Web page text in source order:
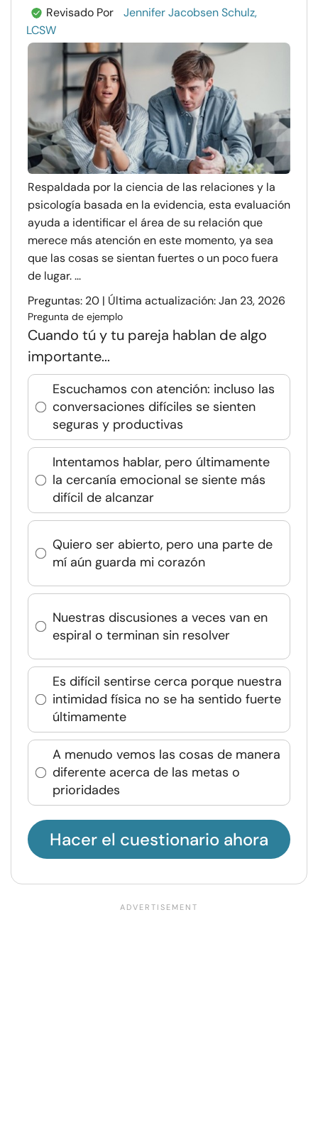
Revisado Por
Jennifer Jacobsen Schulz,
LCSW
Respaldada por la ciencia de las relaciones y la
psicología basada en la evidencia, esta evaluación
ayuda a identificar el área de su relación que
merece más atención en este momento, ya sea
que las cosas se sientan fuertes o un poco fuera
de lugar. ...
Preguntas: 20 | Última actualización: Jan 23, 2026
Pregunta de ejemplo
Cuando tú y tu pareja hablan de algo
importante...
Escuchamos con atención: incluso las
conversaciones difíciles se sienten
seguras y productivas
Intentamos hablar, pero últimamente
la cercanía emocional se siente más
difícil de alcanzar
Quiero ser abierto, pero una parte de
mí aún guarda mi corazón
Nuestras discusiones a veces van en
espiral o terminan sin resolver
Es difícil sentirse cerca porque nuestra
intimidad física no se ha sentido fuerte
últimamente
A menudo vemos las cosas de manera
diferente acerca de las metas o
prioridades
Hacer el cuestionario ahora